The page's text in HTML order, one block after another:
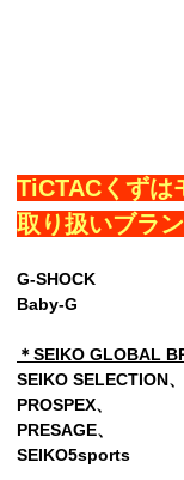
TiCTACくずは
取り扱いブラ
G-SHOCK
Baby-G
＊SEIKO GLOBAL
SEIKO SELECTION、
PROSPEX、
PRESAGE、
SEIKO5sports